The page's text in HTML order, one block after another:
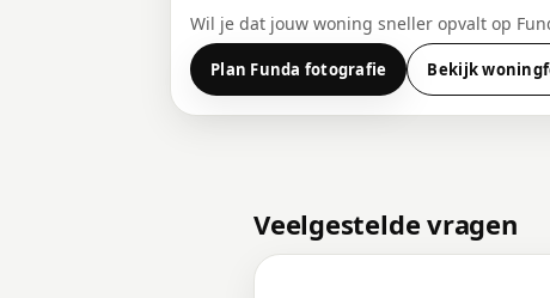
Wil je dat jouw woning sneller opvalt op
Plan Funda fotografie Bekijk
Veelgestelde vragen